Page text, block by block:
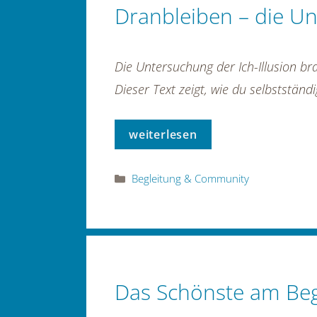
Dranbleiben – die
Die Untersuchung der Ich-Illusion
Dieser Text zeigt, wie du
weiterlesen
Kategorien
Begleitung & Community
Das Schönste am